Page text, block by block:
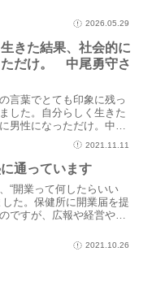
の程度なのかと、誰かと比
る休むこと、ひとり時間
罪悪感が...
2026.05.29
きた結果、社会的に
ただけ。 中尾勇守さ
言葉でとても印象に残っ
した。自分らしく生きた
男性になっただけ。中尾
な性別が女性でしたが、
た。現在は性別適合手術を
性として生きておられま
ついて、“...
2021.11.11
通っています
“開業って何したらいい
した。保健所に開業届を提
ですが、広報や経営や営
けでパニックでした。そん
かんだのが、はたぼう塾
2021.10.26